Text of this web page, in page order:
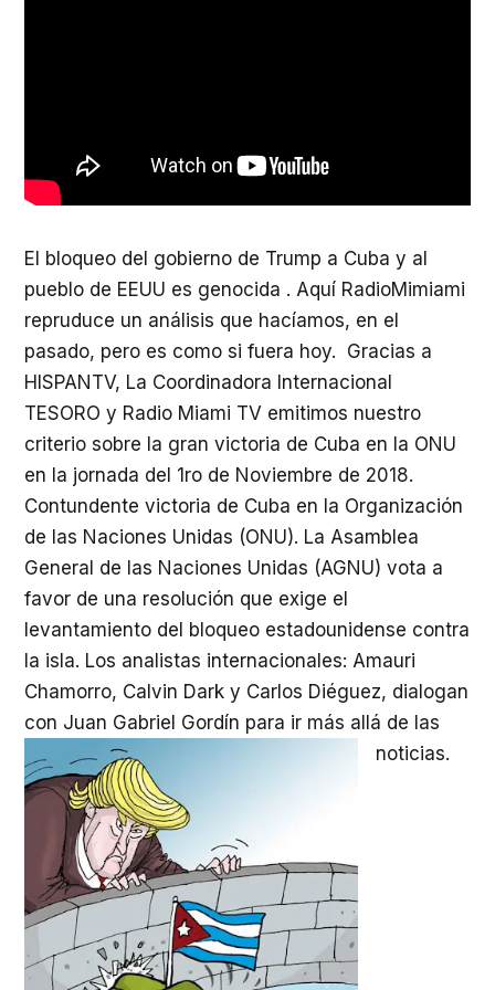
El bloqueo del gobierno de Trump a Cuba y al
pueblo de EEUU es genocida . Aquí RadioMimiami
repruduce un análisis que hacíamos, en el
pasado, pero es como si fuera hoy. Gracias a
HISPANTV, La Coordinadora Internacional
TESORO y Radio Miami TV emitimos nuestro
criterio sobre la gran victoria de Cuba en la ONU
en la jornada del 1ro de Noviembre de 2018.
Contundente victoria de Cuba en la Organización
de las Naciones Unidas (ONU). La Asamblea
General de las Naciones Unidas (AGNU) vota a
favor de una resolución que exige el
levantamiento del bloqueo estadounidense contra
la isla. Los analistas internacionales: Amauri
Chamorro, Calvin Dark y Carlos Diéguez, dialogan
con Juan Gabriel Gordín para ir más allá de las
noticias.